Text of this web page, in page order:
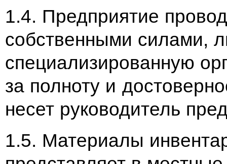
1.4. Предприятие
собственными силами,
специализированную
за полноту и
несет руководитель
1.5. Материалы